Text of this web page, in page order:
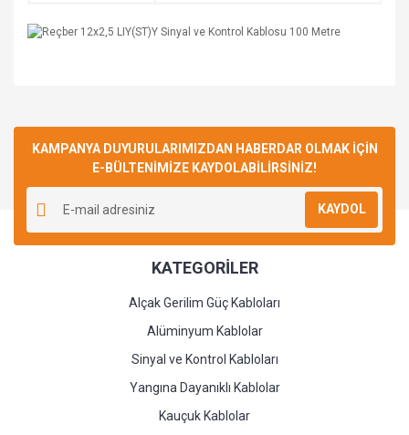
Yorum Yaz
KAMPANYA DUYURULARIMIZDAN HABERDAR OLMAK İÇİN
E-BÜLTENİMİZE KAYDOLABİLİRSİNİZ!
KAYDOL
KATEGORİLER
Alçak Gerilim Güç Kabloları
Alüminyum Kablolar
Sinyal ve Kontrol Kabloları
Yangına Dayanıklı Kablolar
Kauçuk Kablolar